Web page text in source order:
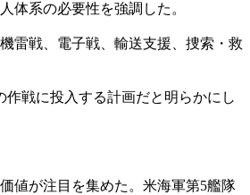
体系の必要性を強調した。
雷戦、電子戦、輸送支援、捜索・救
戦に投入する計画だと明らかにし
値が注目を集めた。米海軍第5艦隊